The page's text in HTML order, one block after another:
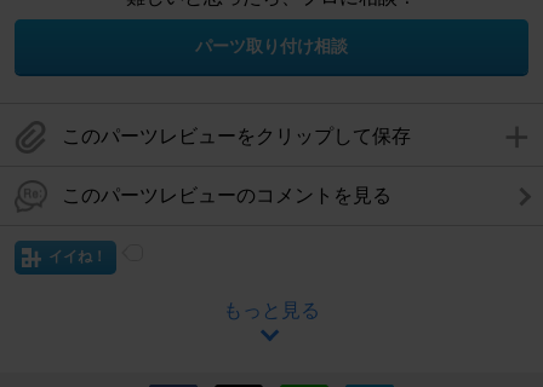
パーツ取り付け相談
このパーツレビューをクリップして保存
このパーツレビューのコメントを見る
イイね！
もっと見る